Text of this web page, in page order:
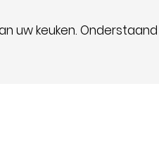
uw keuken.